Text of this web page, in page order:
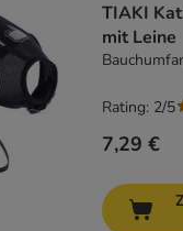
TIAKI
mit Leine
7,29 €
Rating: 2/5